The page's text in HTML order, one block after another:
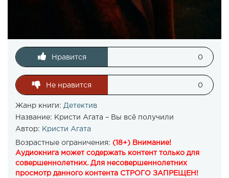
Нравится 0
Не нравится 0
Жанр книги: Детектив
Название: Кристи Агата – Вы всё получили
Автор: Кристи Агата
Возрастные ограничения: (18+) Внимание!
Аудиокнига может содержать контент только для
совершеннолетних. Для несовершеннолетних
просмотр данного контента СТРОГО ЗАПРЕЩЕН!